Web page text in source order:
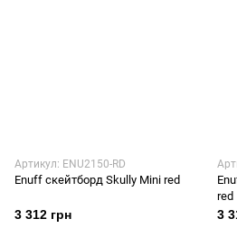
Артикул: ENU2150-RD
Enuff скейтборд Skully Mini red
3 312 грн
red
3